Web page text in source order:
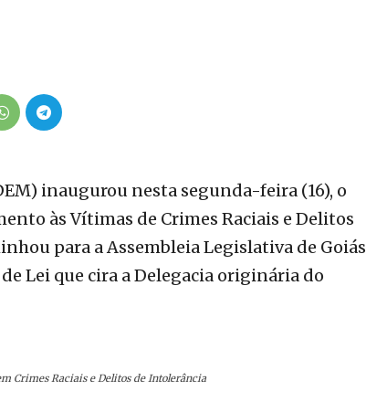
inaugurou nesta segunda-feira (16), o
às Vítimas de Crimes Raciais e Delitos
para a Assembleia Legislativa de Goiás
Lei que cira a Delegacia originária do
Crimes Raciais e Delitos de Intolerância